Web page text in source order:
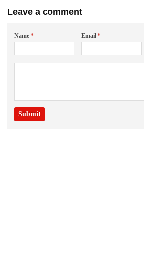
Leave a comment
Name * Email*